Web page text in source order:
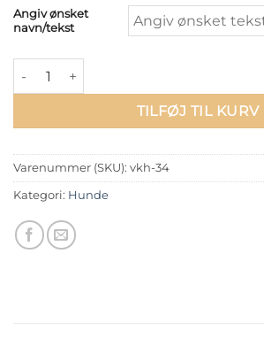
Angiv ønsket
navn/tekst
Bloodhound - Sort/Hvid antal
TILFØJ TIL KURV
Varenummer (SKU): vkh-34
Kategori: Hunde